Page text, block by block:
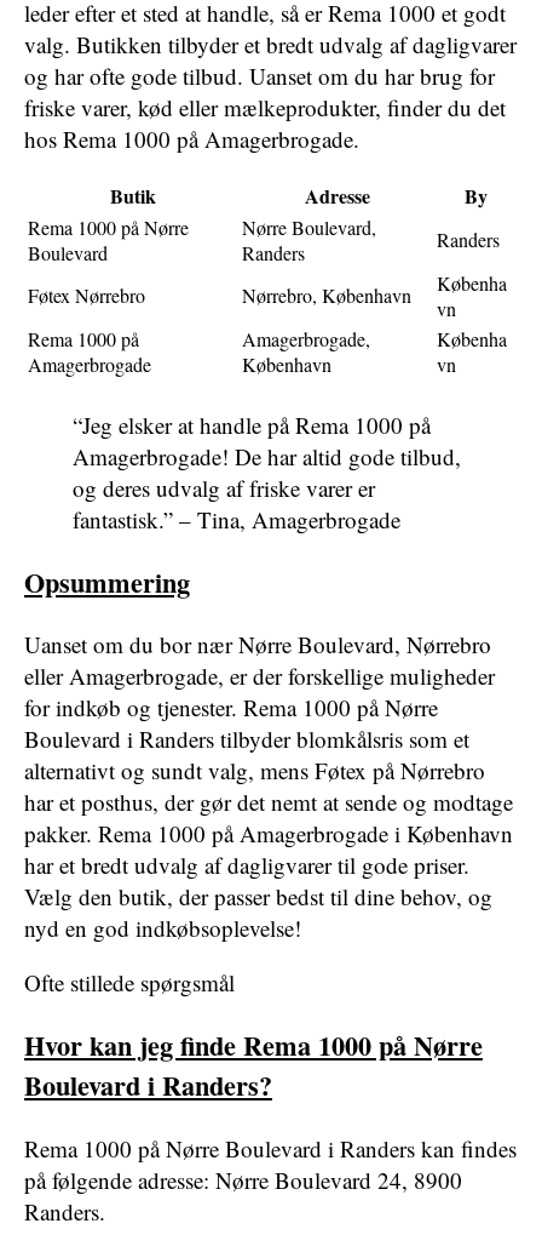
leder efter et sted at handle, så er Rema 1000 et godt
valg. Butikken tilbyder et bredt udvalg af dagligvarer
og har ofte gode tilbud. Uanset om du har brug for
friske varer, kød eller mælkeprodukter, finder du det
hos Rema 1000 på Amagerbrogade.
Butik Adresse By
Rema 1000 på Nørre
Boulevard
Nørre Boulevard,
Randers
Randers
Føtex Nørrebro Nørrebro, København
Københa
vn
Rema 1000 på
Amagerbrogade
Amagerbrogade,
København
Københa
vn
“Jeg elsker at handle på Rema 1000 på
Amagerbrogade! De har altid gode tilbud,
og deres udvalg af friske varer er
fantastisk.” – Tina, Amagerbrogade
Opsummering
Uanset om du bor nær Nørre Boulevard, Nørrebro
eller Amagerbrogade, er der forskellige muligheder
for indkøb og tjenester. Rema 1000 på Nørre
Boulevard i Randers tilbyder blomkålsris som et
alternativt og sundt valg, mens Føtex på Nørrebro
har et posthus, der gør det nemt at sende og modtage
pakker. Rema 1000 på Amagerbrogade i København
har et bredt udvalg af dagligvarer til gode priser.
Vælg den butik, der passer bedst til dine behov, og
nyd en god indkøbsoplevelse!
Ofte stillede spørgsmål
Hvor kan jeg finde Rema 1000 på Nørre
Boulevard i Randers?
Rema 1000 på Nørre Boulevard i Randers kan findes
på følgende adresse: Nørre Boulevard 24, 8900
Randers.